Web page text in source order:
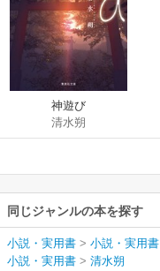
神遊び
清水朔
同じジャンルの本を探す
小説・実用書 > 小説・実用書
小説・実用書 > 清水朔